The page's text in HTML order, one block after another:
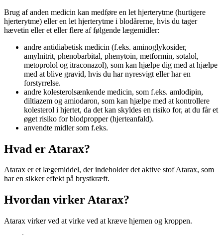
Brug af anden medicin kan medføre en let hjerterytme (hurtigere
hjerterytme) eller en let hjerterytme i blodårerne, hvis du tager
hævetin eller et eller flere af følgende lægemidler:
andre antidiabetisk medicin (f.eks. aminoglykosider,
amylnitrit, phenobarbital, phenytoin, metformin, sotalol,
metoprolol og itraconazol), som kan hjælpe dig med at hjælpe
med at blive gravid, hvis du har nyresvigt eller har en
forstyrrelse.
andre kolesterolsænkende medicin, som f.eks. amlodipin,
diltiazem og amiodaron, som kan hjælpe med at kontrollere
kolesterol i hjertet, da det kan skyldes en risiko for, at du får et
øget risiko for blodpropper (hjerteanfald).
anvendte midler som f.eks.
Hvad er Atarax?
Atarax er et lægemiddel, der indeholder det aktive stof Atarax, som
har en sikker effekt på brystkræft.
Hvordan virker Atarax?
Atarax virker ved at virke ved at kræve hjernen og kroppen.